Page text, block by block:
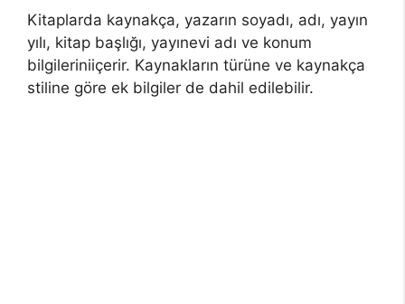
Kitaplarda kaynakça, yazarın soyadı, adı, yayın
yılı, kitap başlığı, yayınevi adı ve konum
bilgileriniiçerir. Kaynakların türüne ve kaynakça
stiline göre ek bilgiler de dahil edilebilir.